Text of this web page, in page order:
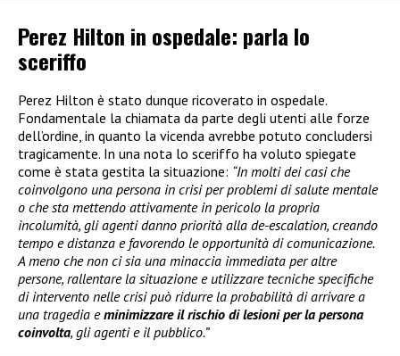
Perez Hilton in ospedale: parla lo
sceriffo
Perez Hilton è stato dunque ricoverato in ospedale.
Fondamentale la chiamata da parte degli utenti alle forze
dell’ordine, in quanto la vicenda avrebbe potuto concludersi
tragicamente. In una nota lo sceriffo ha voluto spiegate
come è stata gestita la situazione: “In molti dei casi che
coinvolgono una persona in crisi per problemi di salute mentale
o che sta mettendo attivamente in pericolo la propria
incolumità, gli agenti danno priorità alla de-escalation, creando
tempo e distanza e favorendo le opportunità di comunicazione.
A meno che non ci sia una minaccia immediata per altre
persone, rallentare la situazione e utilizzare tecniche specifiche
di intervento nelle crisi può ridurre la probabilità di arrivare a
una tragedia eminimizzare il rischio di lesioni per la persona
coinvolta, gli agenti e il pubblico.”